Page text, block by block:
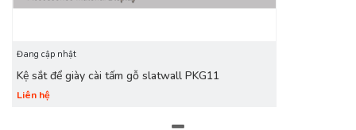
Đang cập nhật
Kệ sắt để giày cài tấm gỗ slatwall PKG11
Liên hệ